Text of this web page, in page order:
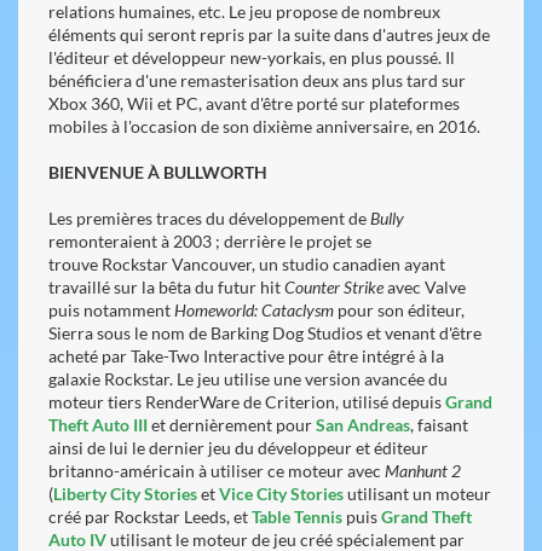
relations humaines, etc. Le jeu propose de nombreux
éléments qui seront repris par la suite dans d'autres jeux de
l'éditeur et développeur new-yorkais, en plus poussé. Il
bénéficiera d'une remasterisation deux ans plus tard sur
Xbox 360, Wii et PC, avant d'être porté sur plateformes
mobiles à l'occasion de son dixième anniversaire, en 2016.
BIENVENUE À BULLWORTH
Les premières traces du développement deBully
remonteraient à 2003 ; derrière le projet se
trouve Rockstar Vancouver, un studio canadien ayant
travaillé sur la bêta du futur hitCounter Strikeavec Valve
puis notammentHomeworld: Cataclysm pour son éditeur,
Sierra sous le nom de Barking Dog Studios et venant d'être
acheté par Take-Two Interactive pour être intégré à la
galaxie Rockstar. Le jeu utilise une version avancée du
moteur tiers RenderWare de Criterion, utilisé depuisGrand
Theft Auto IIIet dernièrement pourSan Andreas, faisant
ainsi de lui le dernier jeu du développeur et éditeur
britanno-américain à utiliser ce moteur avec Manhunt 2
(Liberty City StoriesetVice City Storiesutilisant un moteur
créé par Rockstar Leeds, etTable Tennis puisGrand Theft
Auto IVutilisant le moteur de jeu créé spécialement par